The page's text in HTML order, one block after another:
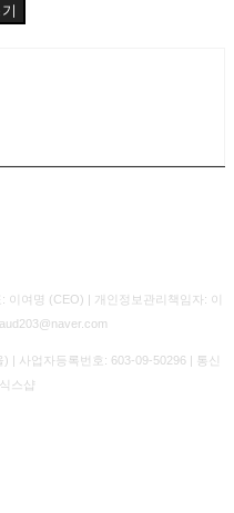
여명 (CEO) | 개인정보관리책임자: 이
) | 사업자등록번호: 603-09-50296 | 통신
스샵